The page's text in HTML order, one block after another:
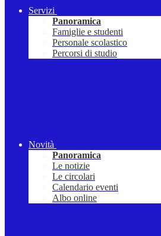
Servizi
Panoramica
Famiglie e studenti
Personale scolastico
Percorsi di studio
Novità
Panoramica
Le notizie
Le circolari
Calendario eventi
Albo online